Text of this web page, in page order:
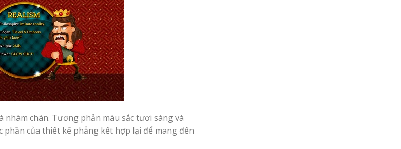
chán. Tương phản màu sắc tươi sáng và
của thiết kế phẳng kết hợp lại để mang đến